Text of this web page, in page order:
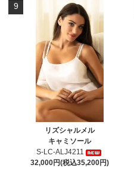
9
リズシャルメル
キャミソール
S-LC-ALJ4211
32,000円(税込35,200円)